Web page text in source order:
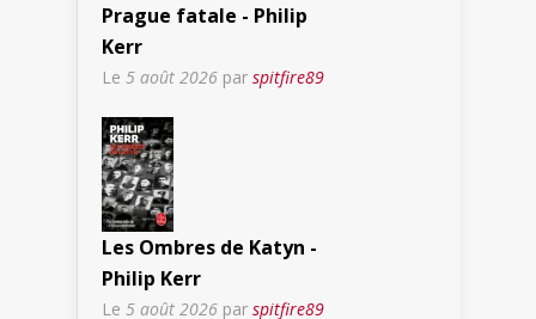
Prague fatale - Philip
Kerr
Le 5 août 2026 par spitfire89
Les Ombres de Katyn -
Philip Kerr
Le 5 août 2026 par spitfire89